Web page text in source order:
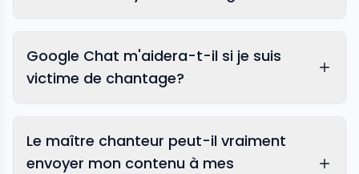
Google Chat m'aidera-t-il si je suis
victime de chantage?
Le maître chanteur peut-il vraiment
envoyer mon contenu à mes